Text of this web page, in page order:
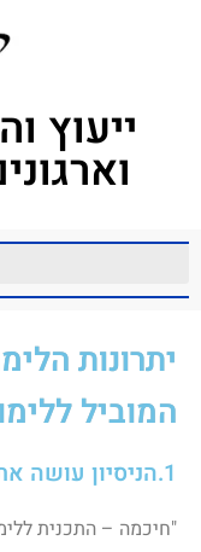
ייעוץ
יתרונות
המוביל
1.הניסיון עושה את ההבדל
"חיכמה – התכנית